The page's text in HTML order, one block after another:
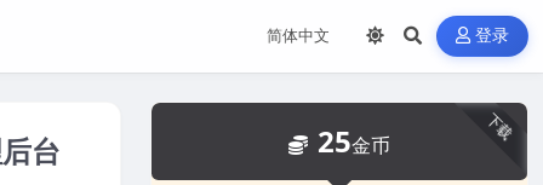
登录
台
下载
25金币